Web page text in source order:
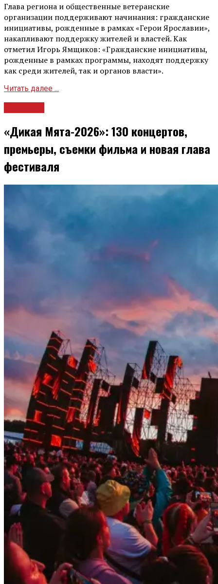
Глава региона и общественные ветеранские
организации поддерживают начинания: гражданские
инициативы, рожденные в рамках «Герои Ярославии»,
накапливают поддержку жителей и властей. Как
отметил Игорь Ямщиков: «Гражданские инициативы,
рожденные в рамках программы, находят поддержку
как среди жителей, так и органов власти».
Читать далее ...
«Дикая Мята-2026»: 130 концертов,
премьеры, съемки фильма и новая глава
фестиваля